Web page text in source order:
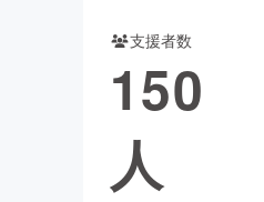
支援者数
150
人